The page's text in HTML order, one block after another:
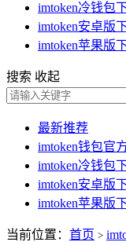
imtoken冷钱包
imtoken安卓版
imtoken苹果版
搜索 收起
最新推荐
imtoken钱包官
imtoken冷钱包
imtoken安卓版
imtoken苹果版
当前位置： 首页 >